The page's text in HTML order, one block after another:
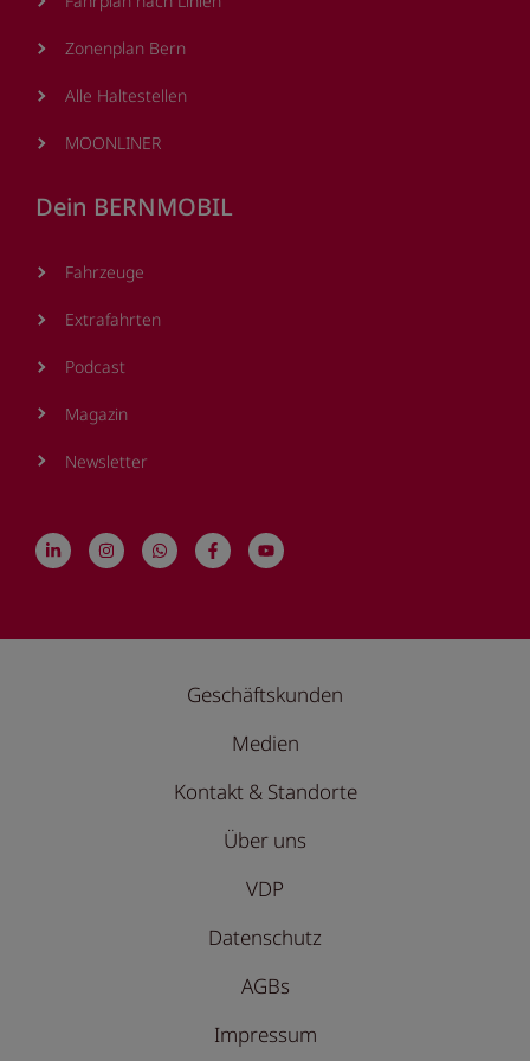
Zonenplan Bern
Alle Haltestellen
MOONLINER
Dein BERNMOBIL
Fahrzeuge
Extrafahrten
Podcast
Magazin
Newsletter
Geschäftskunden
Medien
Kontakt & Standorte
Über uns
VDP
Datenschutz
AGBs
Impressum